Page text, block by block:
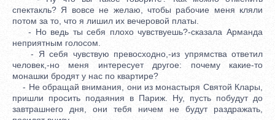
спектакль? Я вовсе не желаю, чтобы рабочие меня кляли
потом за то, что я лишил их вечеровой платы.
- Но ведь ты себя плохо чувствуешь?-сказала Арманда
неприятным голосом.
- Я себя чувствую превосходно,-из упрямства ответил
человек,-но меня интересует другое: почему какие-то
монашки бродят у нас по квартире?
- Не обращай внимания, они из монастыря Святой Клары,
пришли просить подаяния в Париж. Ну, пусть побудут до
завтрашнего дня, они тебя ничем не будут раздражать,